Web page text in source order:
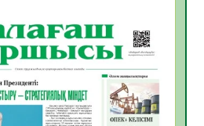
72,3%-ы жаңа
беруге дайын
21
ДАМУЫНА
27